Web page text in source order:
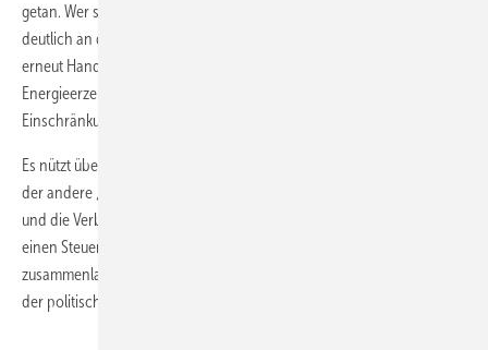
getan. Wer solche Absichten in den Raum stellt, der bewegt sich
deutlich an den Bedürfnissen des Marktes vorbei – und verunsichert
erneut Handwerk und Verbraucher. Denn es gibt bei der Wahl der
Energieerzeuger kein Entweder-oder, es gibt nur ein Sowohl-als-auch.
Einschränkungen sollten tabu sein. Sie wären ein falsches Signal.
Es nützt überhaupt nichts, wenn ein Minister „hüh“ schreit, während
der andere „hott“ ruft. Leidtragende sind am Ende das SHK-Handwerk
und die Verbraucher. Die Mammutaufgabe Energiewende benötigt
einen Steuermann (ein Amt und eine Person), bei dem alle Fäden
zusammenlaufen. Sonst geht es weiter wie bisher: Die Wendigkeit in
der politischen Umsetzung der Energiewende findet kein Ende.